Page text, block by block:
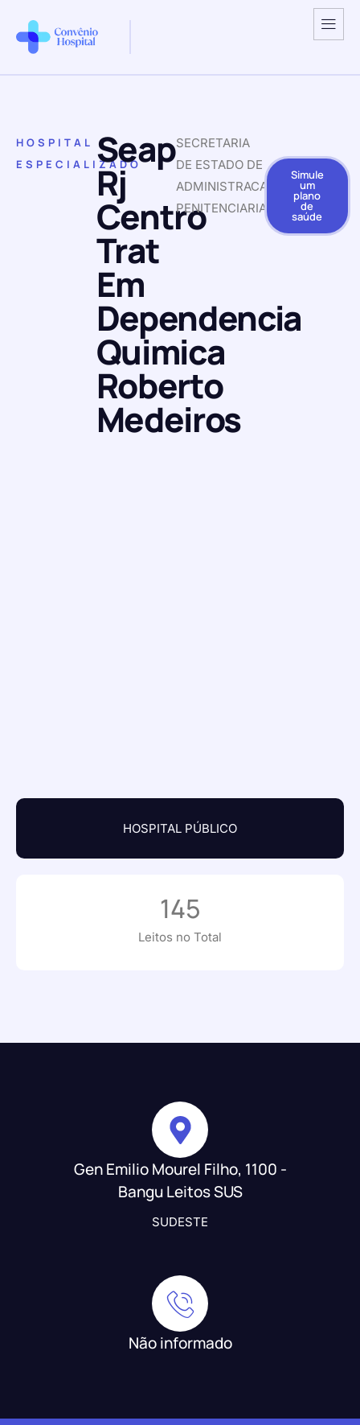
HOSPITAL
ESPECIALIZADO
Seap
Rj
Centro
Trat
Em
Dependencia
Quimica
Roberto
Medeiros
SECRETARIA
DE ESTADO DE
ADMINISTRACAO
PENITENCIARIA
Simule
um
plano
de
saúde
HOSPITAL PÚBLICO
Leitos no Total
145
Gen Emilio Mourel Filho, 1100 -
Bangu Leitos SUS
SUDESTE
Não informado